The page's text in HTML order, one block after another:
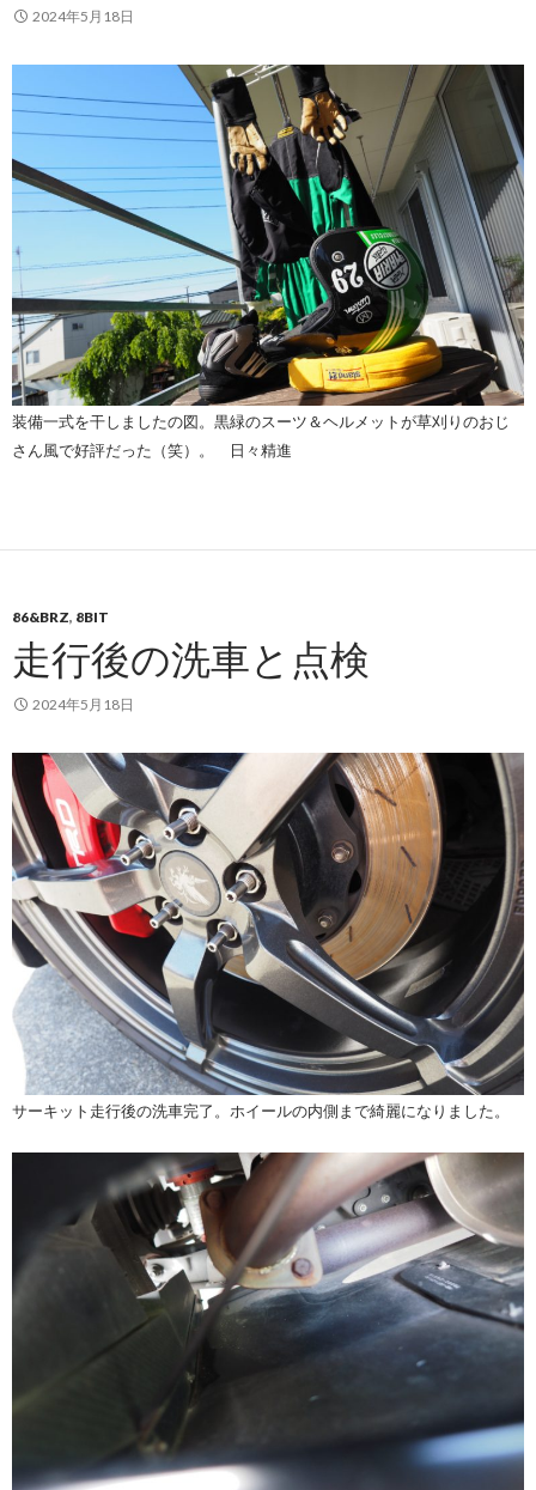
2024年5月18日
装備一式を干しましたの図。黒緑のスーツ＆ヘルメットが草刈りのおじ
さん風で好評だった（笑）。 日々精進
86&BRZ, 8BIT
走行後の洗車と点検
2024年5月18日
サーキット走行後の洗車完了。ホイールの内側まで綺麗になりました。